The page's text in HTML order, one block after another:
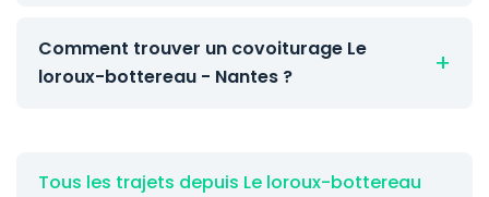
Comment trouver un covoiturage Le
loroux-bottereau - Nantes ?
Tous les trajets depuis Le loroux-bottereau